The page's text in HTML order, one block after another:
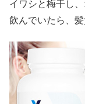
イワシと梅干し
飲んでいたら、